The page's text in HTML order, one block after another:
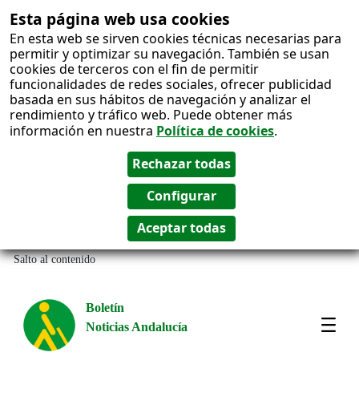
Esta página web usa cookies
En esta web se sirven cookies técnicas necesarias para
permitir y optimizar su navegación. También se usan
cookies de terceros con el fin de permitir
funcionalidades de redes sociales, ofrecer publicidad
basada en sus hábitos de navegación y analizar el
rendimiento y tráfico web. Puede obtener más
información en nuestra Política de cookies.
Salto al contenido
Boletín
Noticias Andalucía